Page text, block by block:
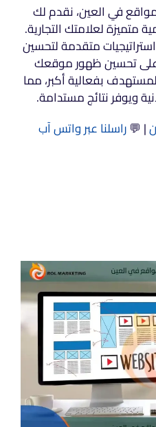
في العين، نقدم لك
متميزة لعلامتك التجارية.
متقدمة لتحسين
تحسين ظهور موقعك
بفعالية أكبر، مما
ويوفر نتائج مستدامة.
| 💬راسلنا عبر واتس آب